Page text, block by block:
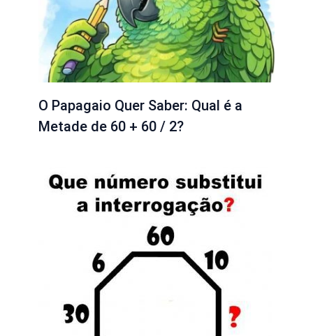
O Papagaio Quer Saber: Qual é a
Metade de 60 + 60 / 2?